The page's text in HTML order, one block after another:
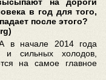
в год для того,
после этого?
в начале 2014 года
и сильных холодов,
на самое главное